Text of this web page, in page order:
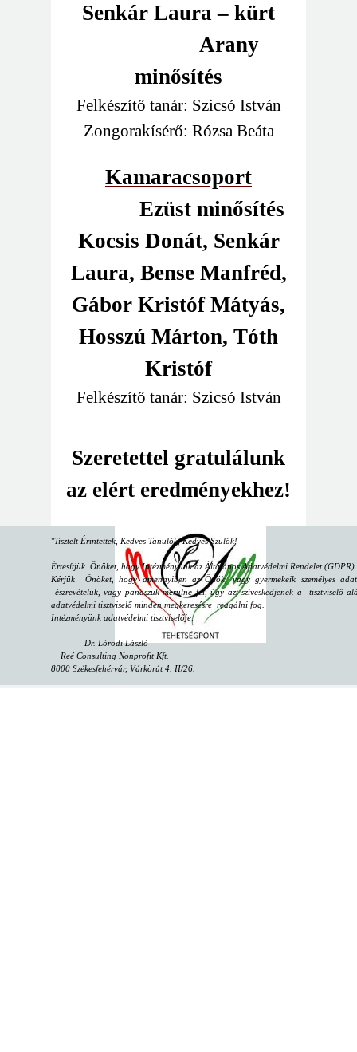
Senkár Laura – kürt
Arany
minősítés
Felkészítő tanár: Szicsó István
Zongorakísérő: Rózsa Beáta
Kamaracsoport
Ezüst minősítés
Kocsis Donát, Senkár
Laura, Bense Manfréd,
Gábor Kristóf Mátyás,
Hosszú Márton, Tóth
Kristóf
Felkészítő tanár: Szicsó István
Szeretettel gratulálunk
az elért eredményekhez!
"Tisztelt Érintettek, Kedves Tanulók, Kedves Szülők!
Értesítjük Önöket, hogy Intézményünk az Általános Adatvédelmi Rendelet
Kérjük Önöket, hogy amennyiben az Önök, vagy gyermekeik személyes
észrevételük, vagy panaszuk merülne fel, úgy azt szíveskedjenek a tisztviselő
adatvédelmi tisztviselő minden megkeresésre reagálni fog.
Intézményünk adatvédelmi tisztviselője:
Dr. Lórodi László
Reé Consulting Nonprofit Kft.
8000 Székesfehérvár, Várkörút 4. II/26.